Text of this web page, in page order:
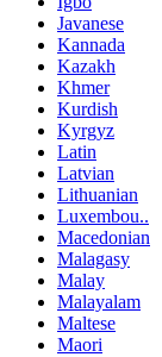
Javanese
Kannada
Kazakh
Khmer
Kurdish
Kyrgyz
Latin
Latvian
Lithuanian
Luxembou..
Macedonian
Malagasy
Malay
Malayalam
Maltese
Maori